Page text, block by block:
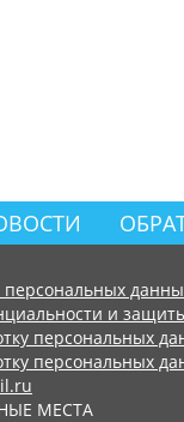
персональных
и
персональных
персональных
МЕСТА